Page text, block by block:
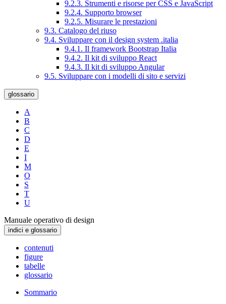
9.2.3. Strumenti e risorse per CSS e JavaScript
9.2.4. Supporto browser
9.2.5. Misurare le prestazioni
9.3. Catalogo del riuso
9.4. Sviluppare con il design system .italia
9.4.1. Il framework Bootstrap Italia
9.4.2. Il kit di sviluppo React
9.4.3. Il kit di sviluppo Angular
9.5. Sviluppare con i modelli di sito e servizi
glossario
A
B
C
D
E
I
M
O
S
T
U
Manuale operativo di design
indici e glossario
contenuti
figure
tabelle
glossario
Sommario